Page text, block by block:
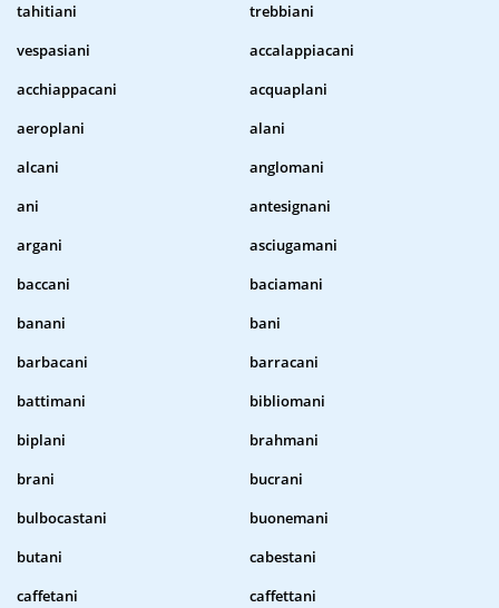
tahitiani
trebbiani
vespasiani
accalappiacani
acchiappacani
acquaplani
aeroplani
alani
alcani
anglomani
ani
antesignani
argani
asciugamani
baccani
baciamani
banani
bani
barbacani
barracani
battimani
bibliomani
biplani
brahmani
brani
bucrani
bulbocastani
buonemani
butani
cabestani
caffetani
caffettani